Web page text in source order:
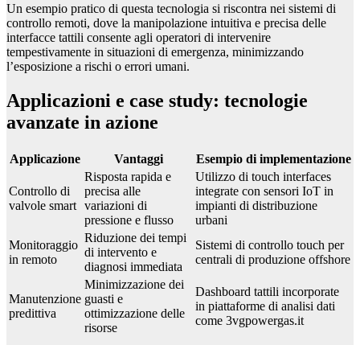
Un esempio pratico di questa tecnologia si riscontra nei sistemi di
controllo remoti, dove la manipolazione intuitiva e precisa delle
interfacce tattili consente agli operatori di intervenire
tempestivamente in situazioni di emergenza, minimizzando
l’esposizione a rischi o errori umani.
Applicazioni e case study: tecnologie
avanzate in azione
Applicazione Vantaggi Esempio di implementazione
Controllo di
valvole smart
Risposta rapida e
precisa alle
variazioni di
pressione e flusso
Utilizzo di touch interfaces
integrate con sensori IoT in
impianti di distribuzione
urbani
Monitoraggio
in remoto
Riduzione dei tempi
di intervento e
diagnosi immediata
Sistemi di controllo touch per
centrali di produzione offshore
Manutenzione
predittiva
Minimizzazione dei
guasti e
ottimizzazione delle
risorse
Dashboard tattili incorporate
in piattaforme di analisi dati
come 3vgpowergas.it